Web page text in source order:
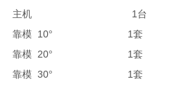
主机1 台
靠模10° 1 套
靠模20° 1 套
靠模30° 1 套